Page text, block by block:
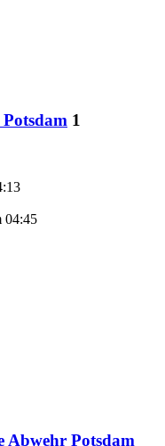
1
04:45
Abwehr Potsdam